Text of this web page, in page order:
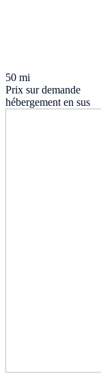
50 mi
Prix sur demande
hébergement en sus